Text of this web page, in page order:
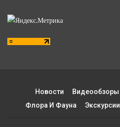
Новости Видеообзоры
Флора И Фауна
Экскурсии